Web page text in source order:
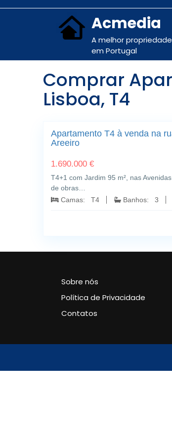
Acmedia
A melhor propriedade
em Portugal
Comprar
Lisboa, T4
Apartamento T4 à venda na
Areeiro
1.690.000 €
T4+1 com Jardim 95 m², nas
de obras…
Camas: T4
Banhos: 3
Sobre nós
Política de Privacidade
Contatos